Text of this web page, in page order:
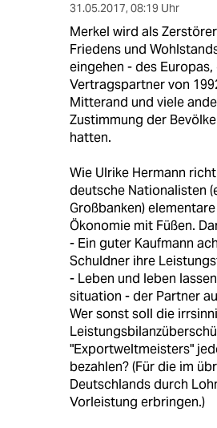
31.05.2017, 08:19 Uhr
Merkel wird als
Friedens und
eingehen - des Europas,
Vertragspartner von
Mitterand und viele
Zustimmung der
hatten.
Wie Ulrike Hermann
deutsche Nationalisten
Großbanken)
Ökonomie mit Füßen.
- Ein guter Kaufmann
Schuldner ihre
- Leben und leben
situation - der Partner
Wer sonst soll die
"Exportweltmeisters"
bezahlen? (Für die im
Deutschlands durch
Vorleistung erbringen.)